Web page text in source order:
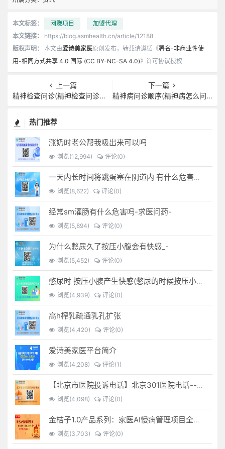
本文标签： 网赚项目
加盟代理
本文链接：
https://blog.asmhealth.cn/article/12188
版权声明：
本文由爱诗美家医原创发布，转载请遵循《署名-非商业性使
用-相同方式共享 4.0 国际 (CC BY-NC-SA 4.0)》许可协议授权
上一篇
精神检查问诊(精神检查问诊的模板)
下一篇
精神病问诊顺序(精神病怎么问诊)
热门推荐
涨奶时老公帮我吸出来可以吗
浏览(12,994) 评论(0)
一天内长时间将跳蛋塞在阴道内 有什么危害免...(跳蛋是放哪里)
浏览(8,622) 评论(0)
经常sm灌肠有什么危害吗-求医问药-
浏览(5,894) 评论(0)
为什么憋尿久了按压小腹会有快感_-
浏览(5,452) 评论(0)
憋尿时 按压小腹产生快感(憋尿的时候按压小腹是什么感觉)
浏览(4,939) 评论(0)
高h榨乳疏通乳孔扩张
浏览(4,420) 评论(0)
爱诗美家医平台简介
浏览(4,208) 评论(1)
【北京市医院投诉电话】北京301医院电话--(北京301医院投诉电话多少)
浏览(4,098) 评论(0)
金桔子1.0产品系列：家医AI慢病管理项目全国招募区域合伙人，低投入，高回报，长收益
浏览(3,703) 评论(0)